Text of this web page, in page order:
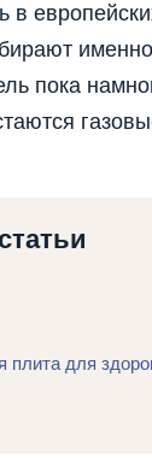
в
пока
плита для